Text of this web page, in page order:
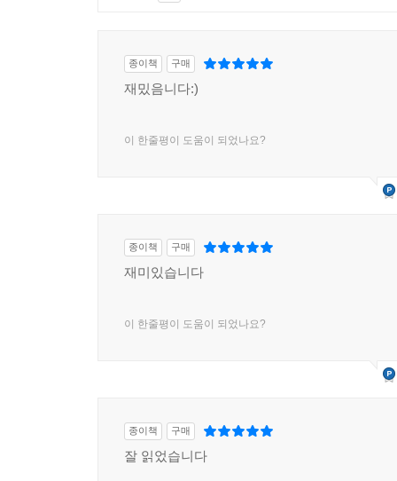
종이책 구매
재밌음니다:)
이 한줄평이 도움이 되었나요?
종이책 구매
재미있습니다
이 한줄평이 도움이 되었나요?
종이책 구매
잘 읽었습니다